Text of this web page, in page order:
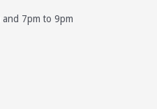
7pm to 9pm